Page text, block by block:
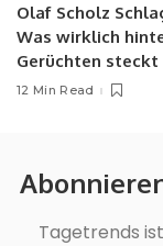
Olaf Scholz
Was wirklich
Gerüchten steckt
12 Min Read
Tagetrends